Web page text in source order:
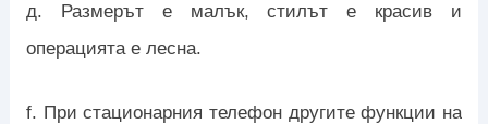
д. Размерът е малък, стилът е красив и
операцията е лесна.
f. При стационарния телефон другите функции на